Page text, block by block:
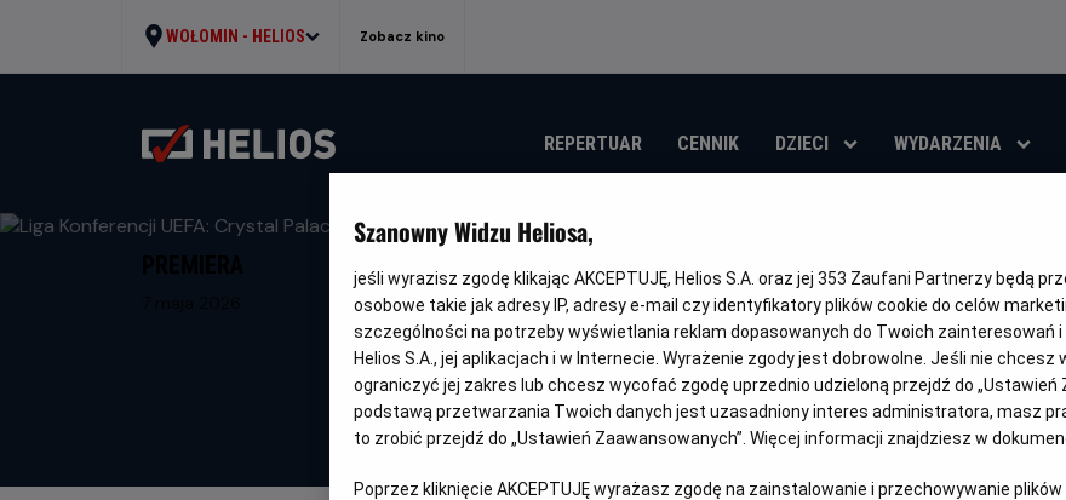
WOŁOMIN - HELIOS Zobacz kino
REPERTUAR CENNIK DZIECI WYDARZENIA
Liga Konferencji
Palace -
Gatunek
SportowyCzas
trwania
150 min
Kraj
i
rok
produkcji
Polska
OBSERWUJ
Szanowny Widzu Heliosa,
jeśli wyrazisz zgodę klikając AKCEPTUJĘ, Helios S.A. oraz jej 353 Zaufani Partnerzy będą
osobowe takie jak adresy IP, adresy e-mail czy identyfikatory plików cookie do celów
szczególności na potrzeby wyświetlania reklam dopasowanych do Twoich zainteresowań
Helios S.A., jej aplikacjach i w Internecie. Wyrażenie zgody jest dobrowolne. Jeśli nie chcesz
ograniczyć jej zakres lub chcesz wycofać zgodę uprzednio udzieloną przejdź do „Ustawień
podstawą przetwarzania Twoich danych jest uzasadniony interes administratora, masz
to zrobić przejdź do „Ustawień Zaawansowanych”. Więcej informacji znajdziesz w
Poprzez kliknięcie AKCEPTUJĘ wyrażasz zgodę na zainstalowanie i przechowywanie plików